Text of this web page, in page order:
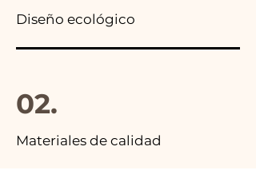
Diseño ecológico
02.
Materiales de calidad